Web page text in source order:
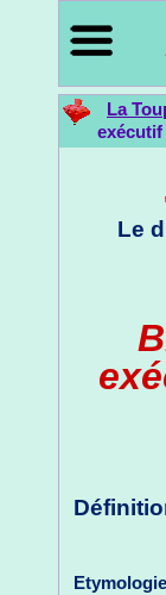
La
exécutif
Le
Etymologie